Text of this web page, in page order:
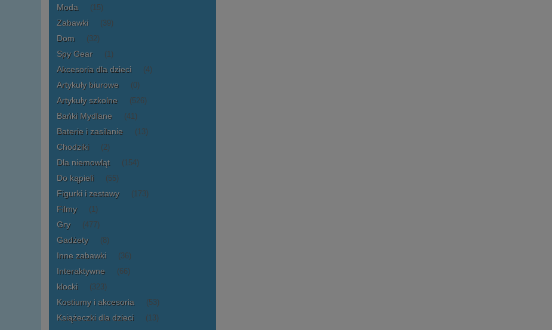
Moda (15)
Zabawki (39)
Dom (32)
Spy Gear (1)
Akcesoria dla dzieci (4)
Artykuły biurowe (0)
Artykuły szkolne (526)
Bańki Mydlane (41)
Baterie i zasilanie (13)
Chodziki (2)
Dla niemowląt (154)
Do kąpieli (55)
Figurki i zestawy (173)
Filmy (1)
Gry (477)
Gadżety (8)
Inne zabawki (36)
Interaktywne (66)
klocki (323)
Kostiumy i akcesoria (53)
Książeczki dla dzieci (13)